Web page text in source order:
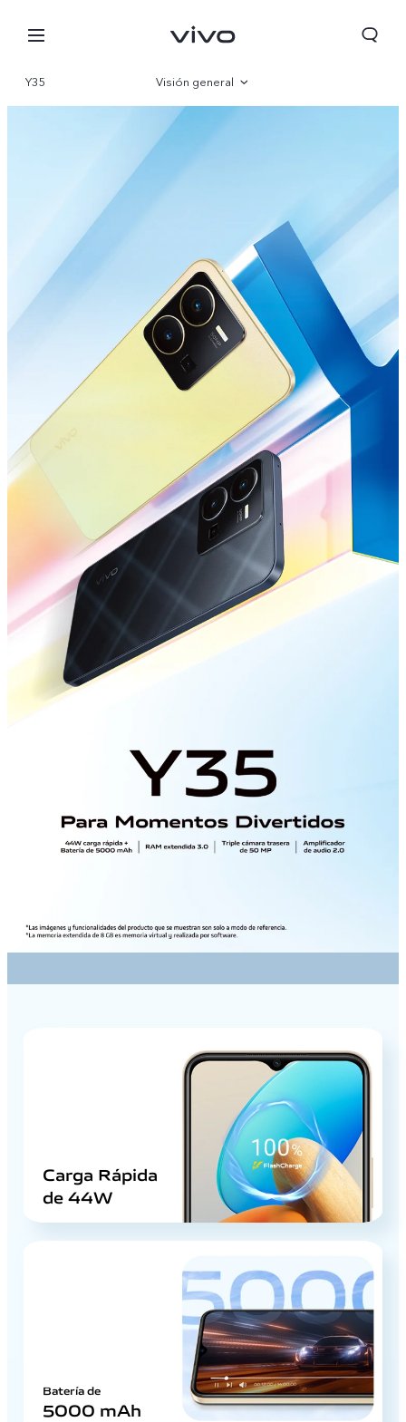
Perú | Seleccione país/región
Y35 Visión general
Carga Rápida
de 44W
Batería de
5000 mAh